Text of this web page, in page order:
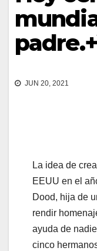
JUN 20, 2021
La idea de
EEUU en el
Dood, hija de
rendir
ayuda de
cinco